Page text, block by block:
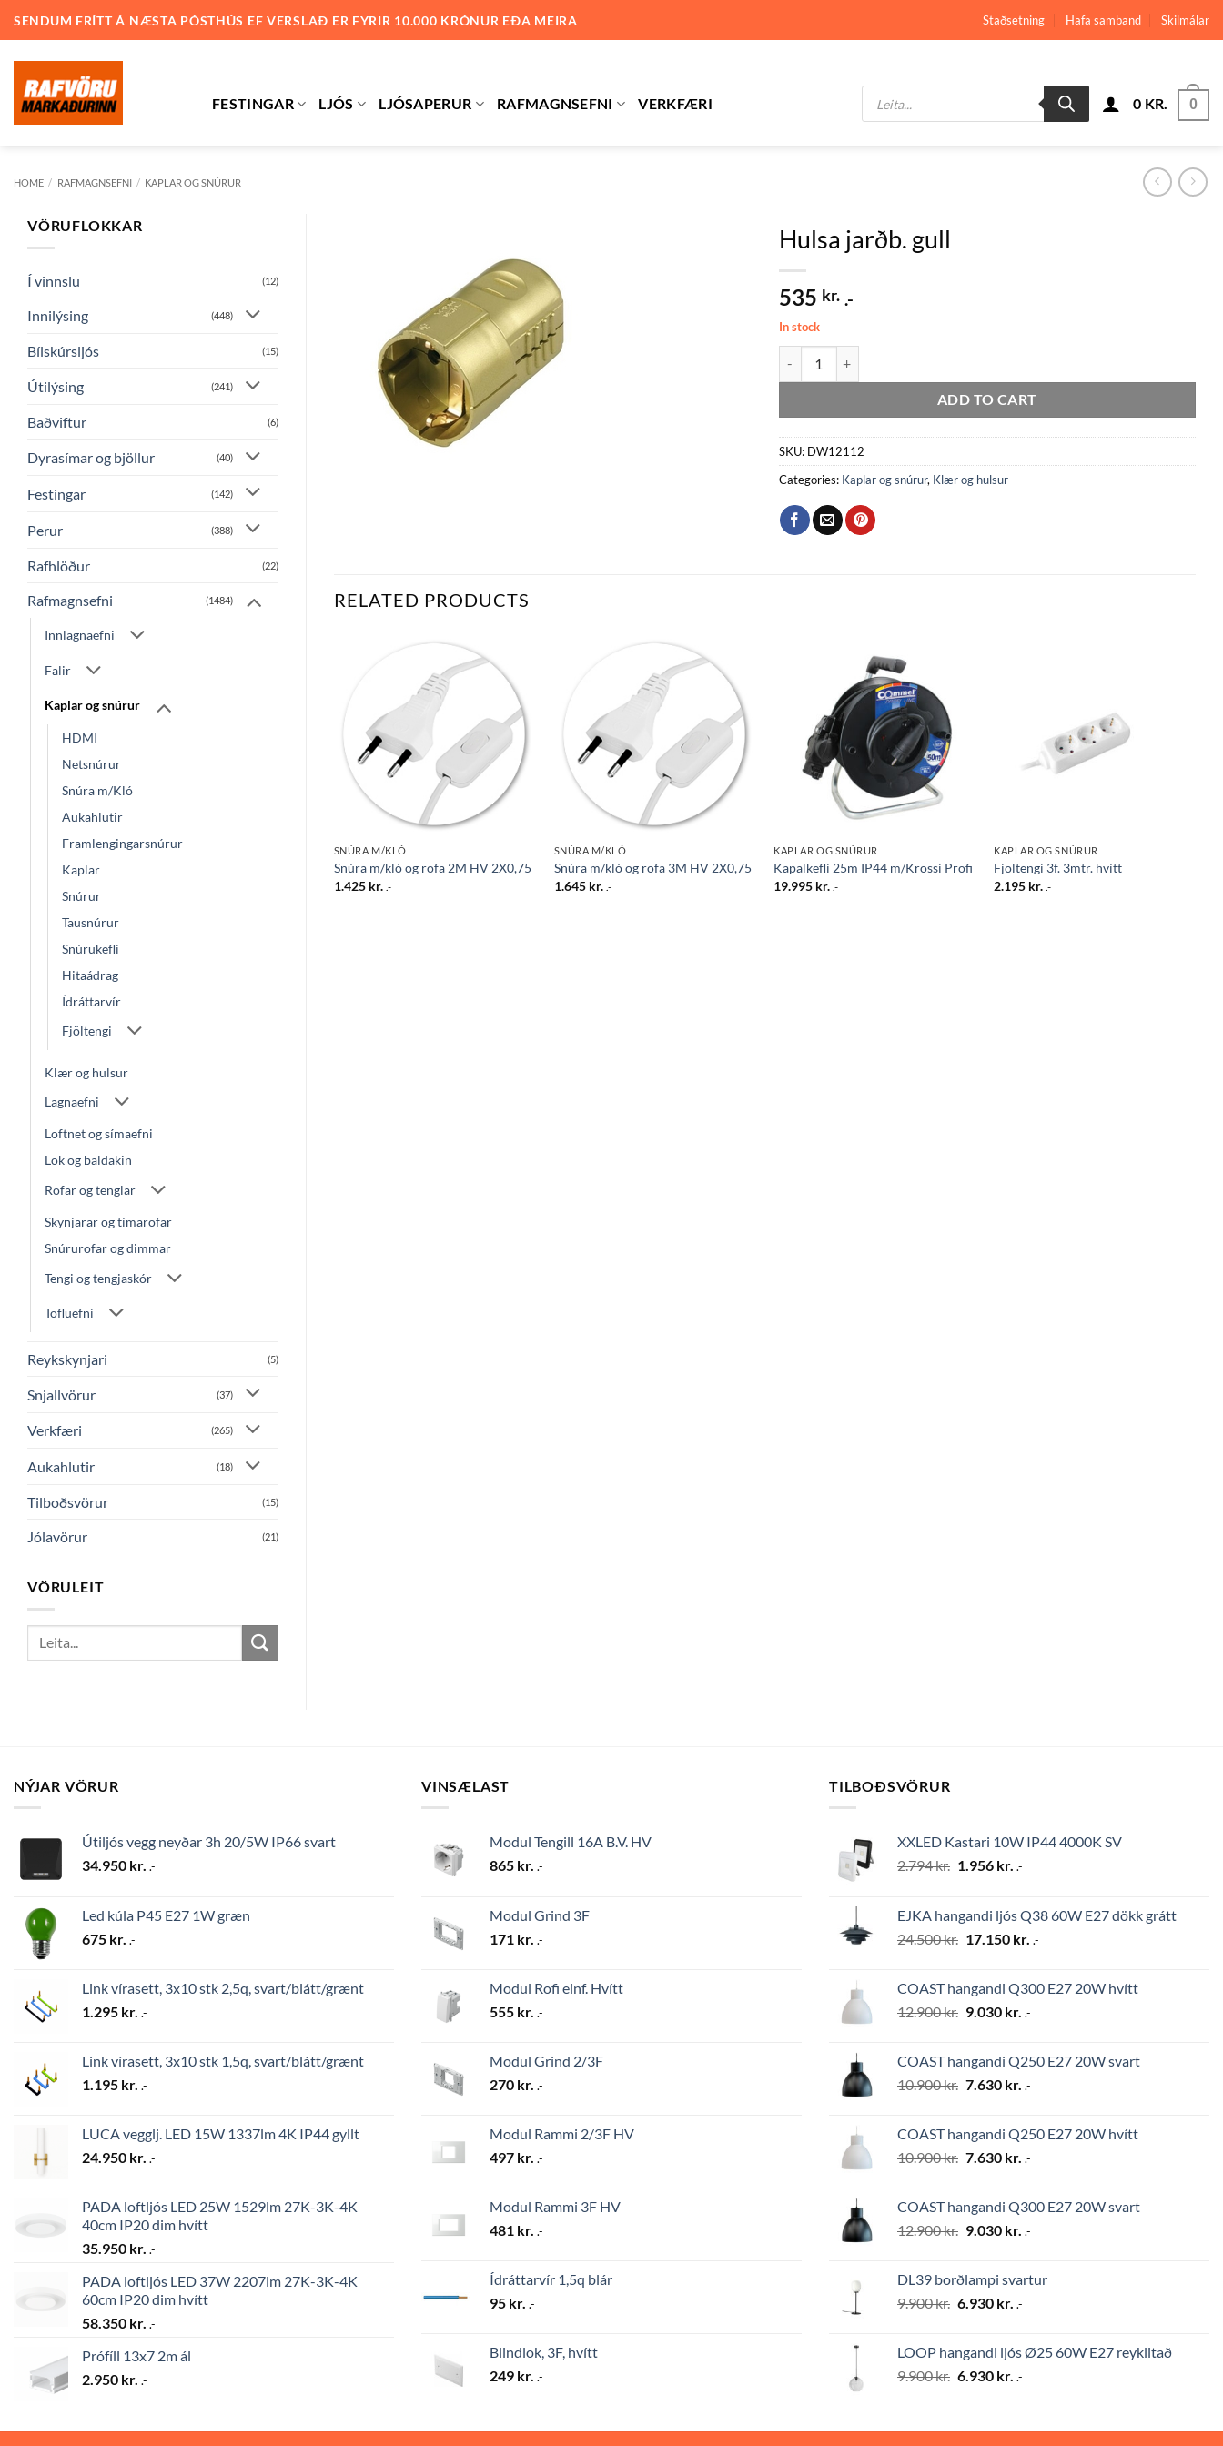
SENDUM FRÍTT Á NÆSTA PÓSTHÚS EF VERSLAÐ ER FYRIR 10.000 KRÓNUR EÐA MEIRA Staðsetning Hafa samband Skilmálar
FESTINGAR LJÓS LJÓSAPERUR RAFMAGNSEFNI VERKFÆRI
Products
search
0 KR. 0
HOME / RAFMAGNSEFNI / KAPLAR OG SNÚRUR
VÖRUFLOKKAR
Í vinnslu (12)
Innilýsing (448)
Bílskúrsljós (15)
Útilýsing (241)
Baðviftur (6)
Dyrasímar og bjöllur (40)
Festingar (142)
Perur (388)
Rafhlöður (22)
Rafmagnsefni (1484)
Innlagnaefni
Falir
Kaplar og snúrur
HDMI
Netsnúrur
Snúra m/Kló
Aukahlutir
Framlengingarsnúrur
Kaplar
Snúrur
Tausnúrur
Snúrukefli
Hitaádrag
Ídráttarvír
Fjöltengi
Klær og hulsur
Lagnaefni
Loftnet og símaefni
Lok og baldakin
Rofar og tenglar
Skynjarar og tímarofar
Snúrurofar og dimmar
Tengi og tengjaskór
Töfluefni
Reykskynjari (5)
Snjallvörur (37)
Verkfæri (265)
Aukahlutir (18)
Tilboðsvörur (15)
Jólavörur (21)
VÖRULEIT
Search
Hulsa jarðb. gull
535 kr. .-
In stock
ADD TO CART
SKU: DW12112
Categories: Kaplar og snúrur, Klær og hulsur
RELATED PRODUCTS
Bæta
óskalista
SNÚRA M/KLÓ
Snúra m/kló og rofa 2M HV 2X0,75
1.425 kr. .-
Bæta
óskalista
SNÚRA M/KLÓ
Snúra m/kló og rofa 3M HV 2X0,75
1.645 kr. .-
við á
óskalista
KAPLAR OG SNÚRUR
Kapalkefli 25m IP44 m/Krossi Profi
19.995 kr. .-
KAPLAR OG SNÚRUR
Fjöltengi 3f. 3mtr. hvítt
2.195 kr. .-
óskalista
1,4mtr. hvítt
KAPLAR OG SNÚRUR
NÝJAR VÖRUR
Útiljós vegg neyðar 3h 20/5W IP66 svart
34.950 kr. .-
Led kúla P45 E27 1W græn
675 kr. .-
Link vírasett, 3x10 stk 2,5q, svart/blátt/grænt
1.295 kr. .-
Link vírasett, 3x10 stk 1,5q, svart/blátt/grænt
1.195 kr. .-
LUCA vegglj. LED 15W 1337lm 4K IP44 gyllt
24.950 kr. .-
PADA loftljós LED 25W 1529lm 27K-3K-4K
40cm IP20 dim hvítt
35.950 kr. .-
PADA loftljós LED 37W 2207lm 27K-3K-4K
60cm IP20 dim hvítt
58.350 kr. .-
Prófíll 13x7 2m ál
2.950 kr. .-
VINSÆLAST
Modul Tengill 16A B.V. HV
865 kr. .-
Modul Grind 3F
171 kr. .-
Modul Rofi einf. Hvítt
555 kr. .-
Modul Grind 2/3F
270 kr. .-
Modul Rammi 2/3F HV
497 kr. .-
Modul Rammi 3F HV
481 kr. .-
Ídráttarvír 1,5q blár
95 kr. .-
Blindlok, 3F, hvítt
249 kr. .-
TILBOÐSVÖRUR
XXLED Kastari 10W IP44 4000K SV
2.794kr. Original
2.794 kr..
1.956 kr. Current
1.956 kr..
.-
EJKA hangandi ljós Q38 60W E27 dökk grátt
24.500kr. Original
24.500 kr..
17.150 kr. Current
17.150 kr..
.-
COAST hangandi Q300 E27 20W hvítt
12.900kr. Original
12.900 kr..
9.030 kr. Current
9.030 kr..
.-
COAST hangandi Q250 E27 20W svart
10.900kr. Original
10.900 kr..
7.630 kr. Current
7.630 kr..
.-
COAST hangandi Q250 E27 20W hvítt
10.900kr. Original
10.900 kr..
7.630 kr. Current
7.630 kr..
.-
COAST hangandi Q300 E27 20W svart
12.900kr. Original
12.900 kr..
9.030 kr. Current
9.030 kr..
.-
DL39 borðlampi svartur
9.900kr. Original
9.900 kr..
6.930 kr. Current
6.930 kr..
.-
LOOP hangandi ljós Ø25 60W E27 reyklitað
9.900kr. Original
9.900 kr..
6.930 kr. Current
6.930 kr..
.-